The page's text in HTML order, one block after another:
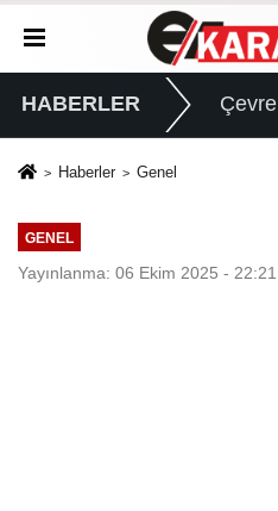
HABERLER Çevre
Haberler Genel
GENEL
Yayınlanma: 06 Ekim 2025 - 22:21